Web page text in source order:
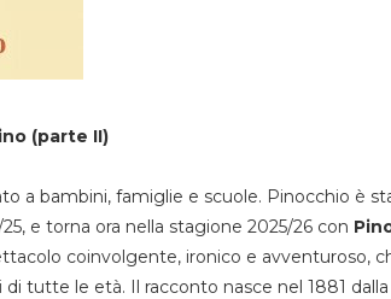
(parte II)
a bambini, famiglie e scuole. Pinocchio è
e torna ora nella stagione 2025/26 con
coinvolgente, ironico e avventuroso,
tutte le età. Il racconto nasce nel 1881